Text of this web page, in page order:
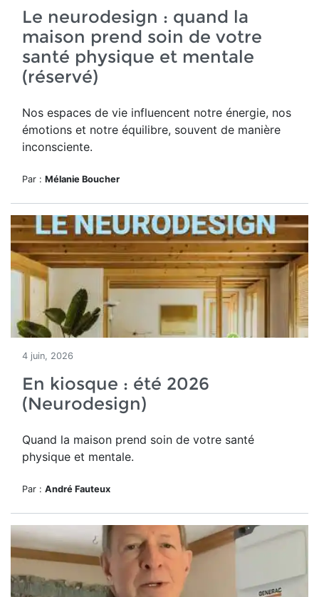
Le neurodesign : quand la
maison prend soin de votre
santé physique et mentale
(réservé)
Nos espaces de vie influencent notre énergie, nos
émotions et notre équilibre, souvent de manière
inconsciente.
Par : Mélanie Boucher
4 juin, 2026
En kiosque : été 2026
(Neurodesign)
Quand la maison prend soin de votre santé
physique et mentale.
Par : André Fauteux